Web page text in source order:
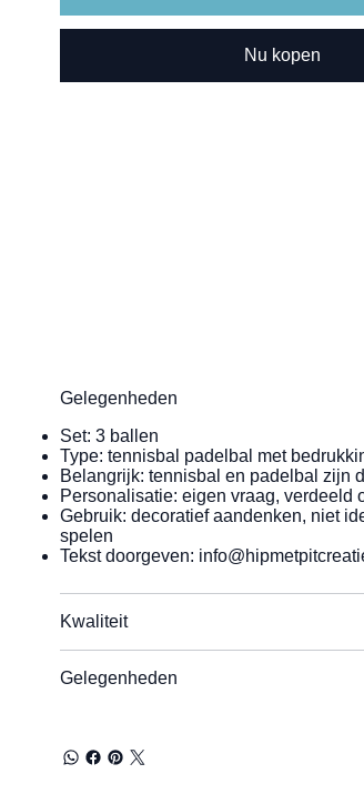
Nu kopen
Gelegenheden
Set: 3 ballen
Type: tennisbal padelbal met
Belangrijk: tennisbal en padelbal zijn
Personalisatie: eigen vraag, verdeeld
Gebruik: decoratief aandenken, niet
spelen
Tekst doorgeven:
Kwaliteit
Gelegenheden